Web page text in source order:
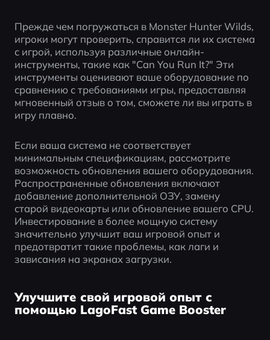
Прежде чем погружаться в Monster Hunter Wilds,
игроки могут проверить, справится ли их система
с игрой, используя различные онлайн-
инструменты, такие как "Can You Run It?" Эти
инструменты оценивают ваше оборудование по
сравнению с требованиями игры, предоставляя
мгновенный отзыв о том, сможете ли вы играть в
игру плавно.
Если ваша система не соответствует
минимальным спецификациям, рассмотрите
возможность обновления вашего оборудования.
Распространенные обновления включают
добавление дополнительной ОЗУ, замену
старой видеокарты или обновление вашего CPU.
Инвестирование в более мощную систему
значительно улучшит ваш игровой опыт и
предотвратит такие проблемы, как лаги и
зависания на экранах загрузки.
Улучшите свой игровой опыт с
помощью LagoFast Game Booster